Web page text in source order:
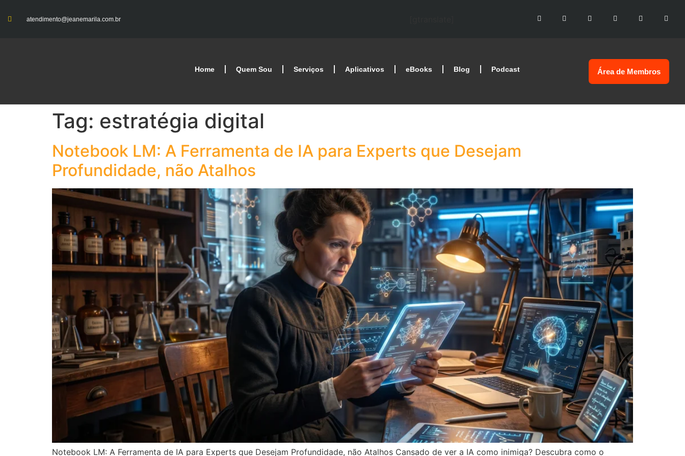
atendimento@jeanemarila.com.br
Home Quem Sou Serviços Aplicativos eBooks Blog Podcast Área de Membros
Tag: estratégia digital
Notebook LM: A Ferramenta de IA para Experts que Desejam
Profundidade, não Atalhos
Notebook LM: A Ferramenta de IA para Experts que Desejam Profundidade, não Atalhos Cansado de ver a IA como inimiga? Descubra como o